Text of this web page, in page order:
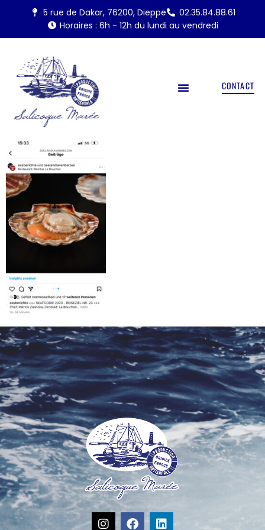
5 rue de Dakar, 76200, Dieppe
02.35.84.88.61
Horaires : 6h - 12h du lundi au vendredi
CONTACT